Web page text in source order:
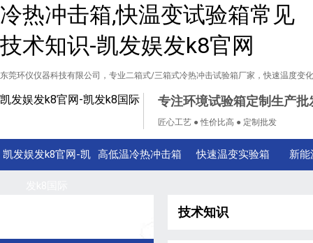
冷热冲击箱,快温变试验箱常见
技术知识-凯发娱发k8官网
东莞环仪仪器科技有限公司，专业二箱式/三箱式冷热冲击试验箱厂家，快速温度变
凯发娱发k8官网-凯发k8国际 专注环境试验箱定制生产批
匠心工艺 ● 性价比高 ● 定制批发
凯发娱发k8官网-凯 高低温冷热冲击箱 快速温变实验箱 新
技术知识